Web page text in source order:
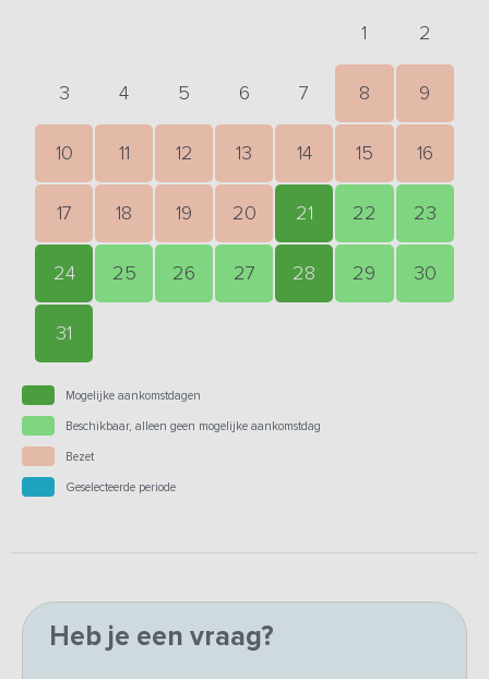
1 2
3 4 5 6 7 8 9
10 11 12 13 14 15 16
17 18 19 20 21 22 23
24 25 26 27 28 29 30
31
Mogelijke aankomstdagen
Beschikbaar, alleen geen mogelijke aankomstdag
Bezet
Geselecteerde periode
Heb je een vraag?